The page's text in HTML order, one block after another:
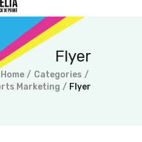
Flyer
Home
Categories
Marketing
Flyer